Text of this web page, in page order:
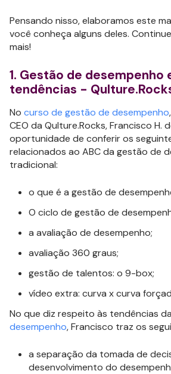
Pensando nisso, elaboramos este
você conheça alguns deles.
mais!
1. Gestão de desempenho
tendências -
No curso de gestão de desempenho
CEO da Qulture.Rocks, Francisco H.
oportunidade de conferir os
relacionados ao ABC da gestão de
tradicional:
o que é a gestão de
O ciclo de gestão de
a avaliação de desempenho;
avaliação 360 graus;
gestão de talentos: o 9-box;
vídeo extra: curva x curva
No que diz respeito às tendências da
desempenho, Francisco traz os
a separação da tomada de
desenvolvimento do